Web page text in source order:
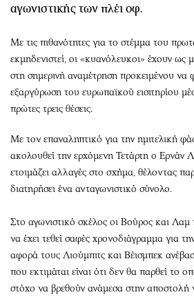
αγωνιστικής των πλέι οφ.
Με τις πιθανότητες για το στέμμα του
εκμηδενιστεί, οι «κυανόλευκοι» έχουν ως
στη σημερινή αναμέτρηση προκειμένου να
εξαργύρωση του ευρωπαϊκού εισιτηρίου
πρώτες τρεις θέσεις.
Με τον επαναληπτικό για την ημιτελική
ακολουθεί την ερχόμενη Τετάρτη ο Ερνάν
ετοιμάζει αλλαγές στο σχήμα, θέλοντας
διατηρήσει ένα ανταγωνιστικό σύνολο.
Στο αγωνιστικό σκέλος οι Βούρος και Λαμ
να έχει τεθεί σαφές χρονοδιάγραμμα για
αφορά τους Λιούμπιτς και Βέισμπεκ
που εκτιμάται είναι ότι δεν θα παρθεί το
στόχο να βρεθούν ανάμεσα στην αποστολή